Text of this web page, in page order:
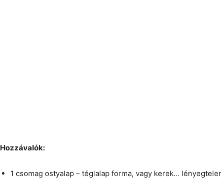
Hozzávalók:
1 csomag ostyalap – téglalap forma, vagy kerek…